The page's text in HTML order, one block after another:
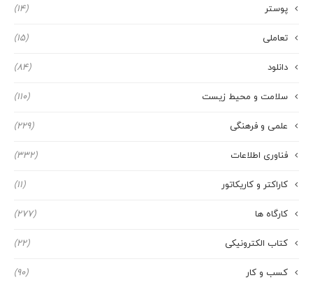
پوستر (14)
تعاملی (15)
دانلود (84)
سلامت و محیط زیست (110)
علمی و فرهنگی (229)
فناوری اطلاعات (332)
کاراکتر و کاریکاتور (11)
کارگاه ها (277)
کتاب الکترونیکی (22)
کسب و کار (90)